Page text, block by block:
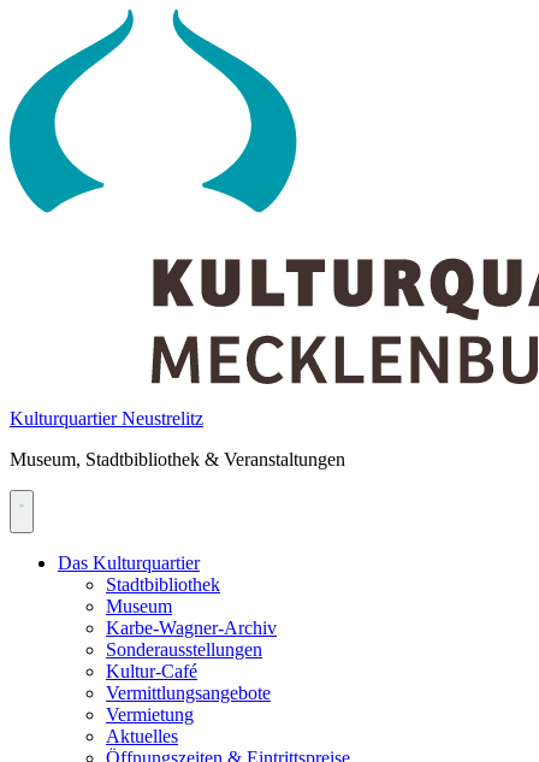
content
Kulturquartier Neustrelitz
Museum, Stadtbibliothek & Veranstaltungen
Das Kulturquartier
Stadtbibliothek
Museum
Karbe-Wagner-Archiv
Sonderausstellungen
Kultur-Café
Vermittlungsangebote
Vermietung
Aktuelles
Öffnungszeiten & Eintrittspreise